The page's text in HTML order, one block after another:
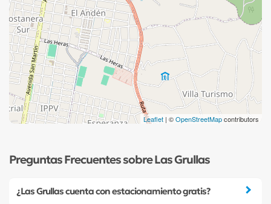
Leaflet | ©OpenStreetMapcontributors
Preguntas Frecuentes sobre Las Grullas
¿Las Grullas cuenta con estacionamiento gratis?